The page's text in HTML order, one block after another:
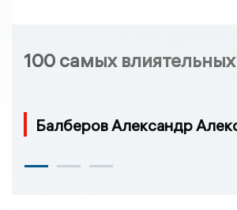
100 самых
Балберов Александр